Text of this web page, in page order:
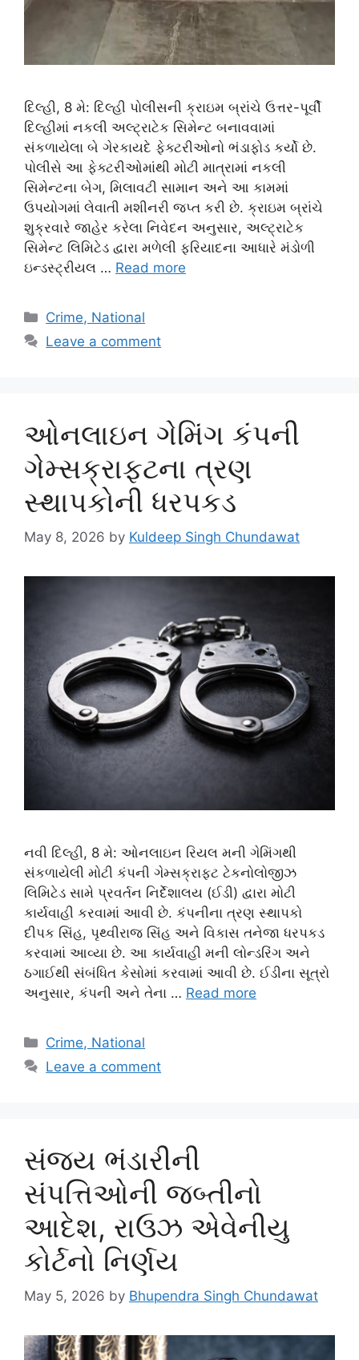
દિલ્હી, 8 મે: દિલ્હી પોલીસની ક્રાઇમ બ્રાંચે ઉત્તર-પૂર્વી
દિલ્હીમાં નકલી અલ્ટ્રાટેક સિમેન્ટ બનાવવામાં
સંકળાયેલા બે ગેરકાયદે ફેક્ટરીઓનો ભંડાફોડ કર્યો છે.
પોલીસે આ ફેક્ટરીઓમાંથી મોટી માત્રામાં નકલી
સિમેન્ટના બેગ, મિલાવટી સામાન અને આ કામમાં
ઉપયોગમાં લેવાતી મશીનરી જપ્ત કરી છે. ક્રાઇમ બ્રાંચે
શુક્રવારે જાહેર કરેલા નિવેદન અનુસાર, અલ્ટ્રાટેક
સિમેન્ટ લિમિટેડ દ્વારા મળેલી ફરિયાદના આધારે મંડોળી
ઇન્ડસ્ટ્રીયલ … Read more
Categories
Crime, National
Leave a comment
ઓનલાઇન ગેમિંગ કંપની
ગેમ્સક્રાફ્ટના ત્રણ
સ્થાપકોની ધરપકડ
May 8, 2026 by Kuldeep Singh Chundawat
નવી દિલ્હી, 8 મે: ઓનલાઇન રિયલ મની ગેમિંગથી
સંકળાયેલી મોટી કંપની ગેમ્સક્રાફ્ટ ટેકનોલોજીઝ
લિમિટેડ સામે પ્રવર્તન નિર્દેશાલય (ઈડી) દ્વારા મોટી
કાર્યવાહી કરવામાં આવી છે. કંપનીના ત્રણ સ્થાપકો
દીપક સિંહ, પૃથ્વીરાજ સિંહ અને વિકાસ તનેજા ધરપકડ
કરવામાં આવ્યા છે. આ કાર્યવાહી મની લોન્ડરિંગ અને
ઠગાઈથી સંબંધિત કેસોમાં કરવામાં આવી છે. ઈડીના સૂત્રો
અનુસાર, કંપની અને તેના … Read more
Categories
Crime, National
Leave a comment
સંજય ભંડારીની
સંપત્તિઓની જબ્તીનો
આદેશ, રાઉઝ એવેનીયુ
કોર્ટનો નિર્ણય
May 5, 2026 by Bhupendra Singh Chundawat